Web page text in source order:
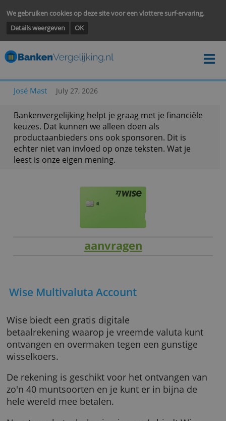
We gebruiken cookies op deze site voor een vlottere surf-
Details weergeven
Bankenvergelijking helpt je graag met je
keuzes. Dat kunnen we alleen doen als
productaanbieders ons ook sponsoren. Dit is
echter niet van invloed op onze teksten. Wat je
Wise Multivaluta Account
Wise biedt een gratis digitale
betaalrekening waarop je vreemde valuta
ontvangen en overmaken tegen een gunstige
wisselkoers.